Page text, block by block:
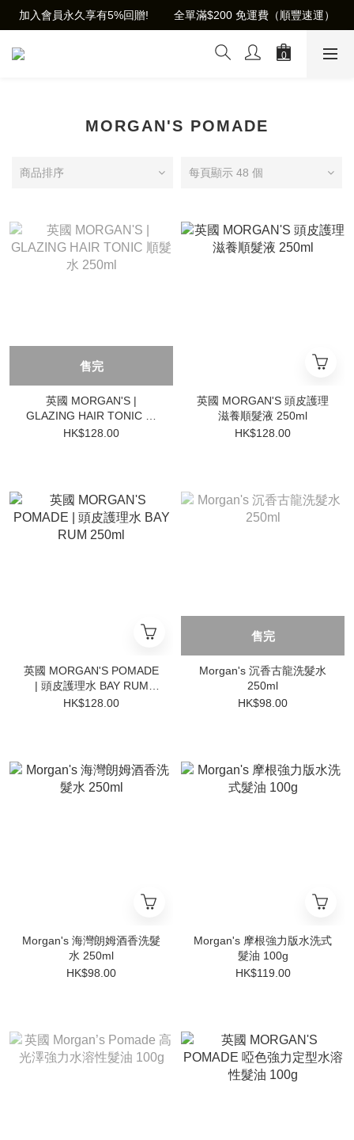
加入會員永久享有5%回贈!        全單滿$200 免運費（順豐速運）
MORGAN'S POMADE
商品排序 每頁顯示 48 個
售完
英國 MORGAN'S |
GLAZING HAIR TONIC 順
髮水 250ml
HK$128.00
英國 MORGAN'S 頭皮護理
滋養順髮液 250ml
HK$128.00
英國 MORGAN'S POMADE
| 頭皮護理水 BAY RUM
250ml
HK$128.00
售完
Morgan's 沉香古龍洗髮水
250ml
HK$98.00
Morgan's 海灣朗姆酒香洗髮
水 250ml
HK$98.00
Morgan's 摩根強力版水洗式
髮油 100g
HK$119.00